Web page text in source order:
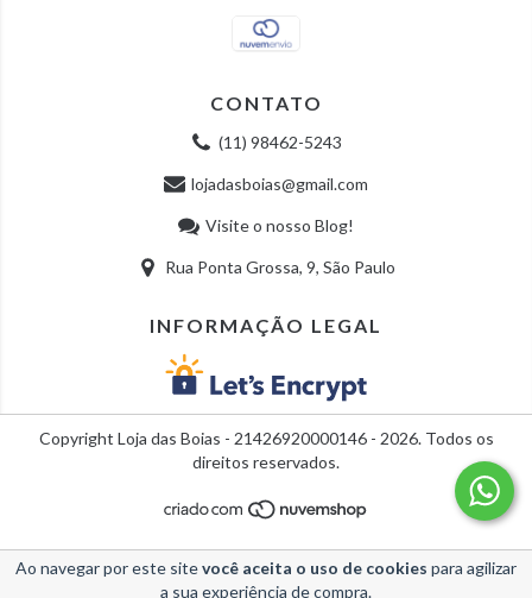
Ao navegar por este sitevocê aceita o uso de cookies para agilizar
a sua experiência de compra.
CONTATO
(11) 98462-5243
lojadasboias@gmail.com
Visite o nosso Blog!
Rua Ponta Grossa, 9, São Paulo
INFORMAÇÃO LEGAL
Copyright Loja das Boias - 21426920000146 - 2026. Todos os
direitos reservados.